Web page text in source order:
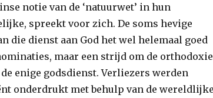
notie van de ‘natuurwet’ in hun
spreekt voor zich. De soms hevige
die dienst aan God het wel helemaal goed
maar een strijd om de orthodoxie
enige godsdienst. Verliezers werden
onderdrukt met behulp van de